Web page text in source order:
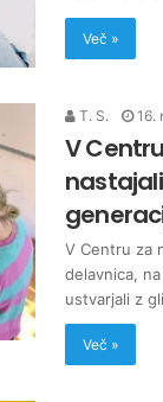
Več »
T. S. 16.
V
V Centru za
delavnica,
ustvarjali z
Več »